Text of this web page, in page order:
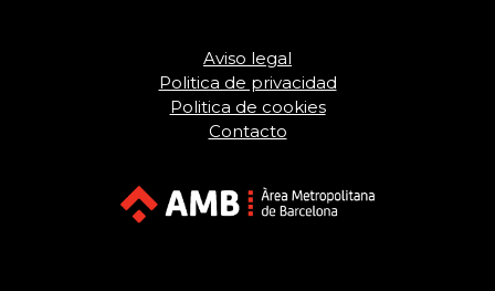
Aviso legal
Politica de privacidad
Politica de cookies
Contacto